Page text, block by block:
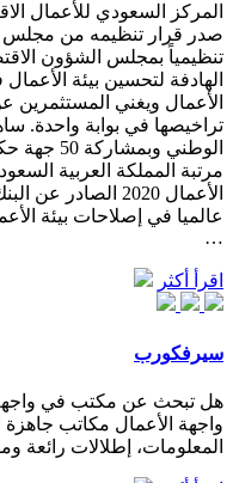
المركز السعودي للأعمال
تنظيمياً بمجلس الشؤون
الهادفة لتحسين بيئة
الأعمال ويغني
تراخيصها في بوابة واحدة.
الوطني
مرتبة المملكة العربية
الأعمال 2020
…
اقرأ أكثر
سيرفكورب
هل تبحث عن مكتب في
واجهة الأعمال مكاتب جاهزة
المعلومات، إطلالات